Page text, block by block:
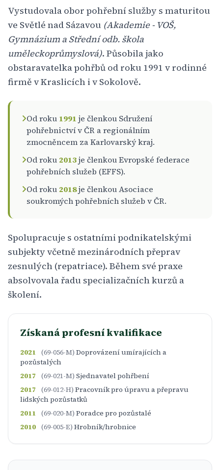
Vystudovala obor pohřební služby s maturitou
ve Světlé nad Sázavou (Akademie - VOŠ,
Gymnázium a Střední odb. škola
uměleckoprůmyslová). Působila jako
obstaravatelka pohřbů od roku 1991 v rodinné
firmě v Kraslicích i v Sokolově.
Od roku 1991 je členkou Sdružení
pohřebnictví v ČR a regionálním
zmocněncem za Karlovarský kraj.
Od roku 2013je členkou Evropské federace
pohřebních služeb (EFFS).
Od roku 2018je členkou Asociace
soukromých pohřebních služeb v ČR.
Spolupracuje s ostatními podnikatelskými
subjekty včetně mezinárodních přeprav
zesnulých (repatriace). Během své praxe
absolvovala řadu specializačních kurzů a
školení.
Získaná profesní kvalifikace
2021 (69-056-M) Doprovázení umírajících a
pozůstalých
2017 (69-021-M) Sjednavatel pohřbení
2017 (69-012-H) Pracovník pro úpravu a přepravu
lidských pozůstatků
2011 (69-020-M) Poradce pro pozůstalé
2010 (69-005-E) Hrobník/hrobnice